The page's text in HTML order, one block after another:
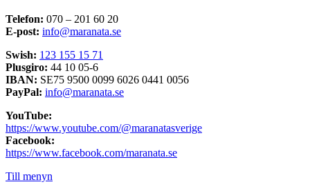
Telefon: 070 – 201 60 20
E-post: info@maranata.se
Swish: 123 155 15 71
Plusgiro: 44 10 05-6
IBAN: SE75 9500 0099 6026 0441 0056
PayPal: info@maranata.se
YouTube:
https://www.youtube.com/@maranatasverige
Facebook:
https://www.facebook.com/maranata.se
Till menyn